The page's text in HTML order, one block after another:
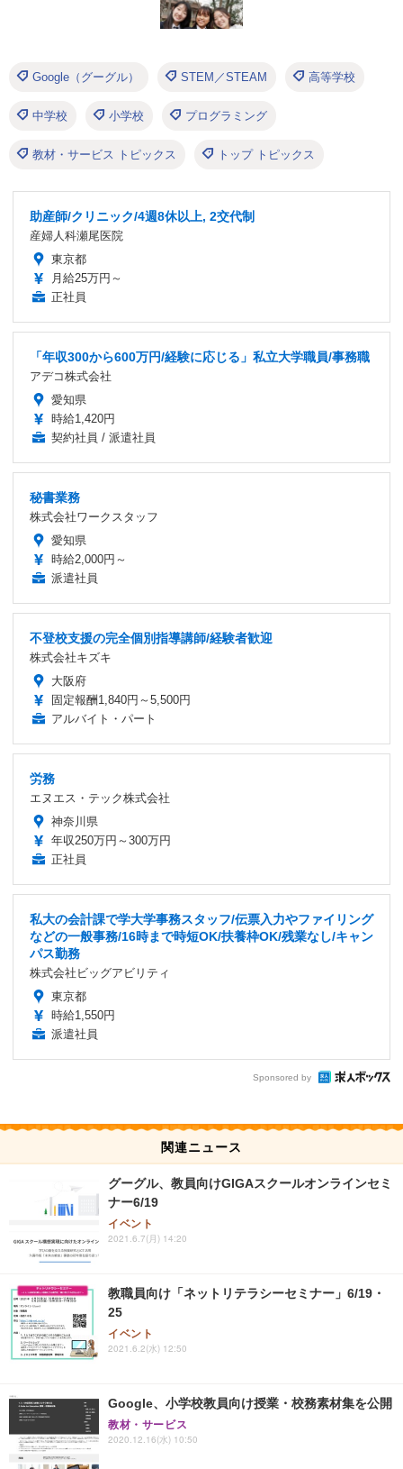
Google（グーグル） STEM／STEAM 高等学校
中学校 小学校 プログラミング
教材・サービス トピックス トップ トピックス
助産師/クリニック/4週8休以上, 2交代制
産婦人科瀬尾医院
東京都
月給25万円～
正社員
「年収300から600万円/経験に応じる」私立大学職員/事務職
アデコ株式会社
愛知県
時給1,420円
契約社員 / 派遣社員
秘書業務
株式会社ワークスタッフ
愛知県
時給2,000円～
派遣社員
不登校支援の完全個別指導講師/経験者歓迎
株式会社キズキ
大阪府
固定報酬1,840円～5,500円
アルバイト・パート
労務
エヌエス・テック株式会社
神奈川県
年収250万円～300万円
正社員
私大の会計課で学大学事務スタッフ/伝票入力やファイリング
などの一般事務/16時まで時短OK/扶養枠OK/残業なし/キャン
パス勤務
株式会社ビッグアビリティ
東京都
時給1,550円
派遣社員
Sponsored by
関連ニュース
グーグル、教員向けGIGAスクールオンラインセミ
ナー6/19
イベント
2021.6.7(月) 14:20
教職員向け「ネットリテラシーセミナー」6/19・
25
イベント
2021.6.2(水) 12:50
Google、小学校教員向け授業・校務素材集を公開
教材・サービス
2020.12.16(水) 10:50